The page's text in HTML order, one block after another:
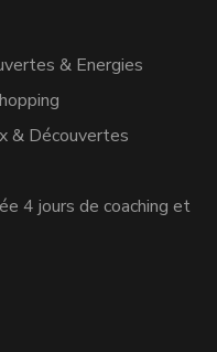
& Energies
& Découvertes
4 jours de coaching et